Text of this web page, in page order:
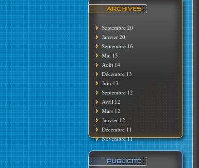
Septembre 20
Janvier 20
Septembre 16
Mai 15
Août 14
Décembre 13
Juin 13
Septembre 12
Avril 12
Mars 12
Janvier 12
Décembre 11
Novembre 11